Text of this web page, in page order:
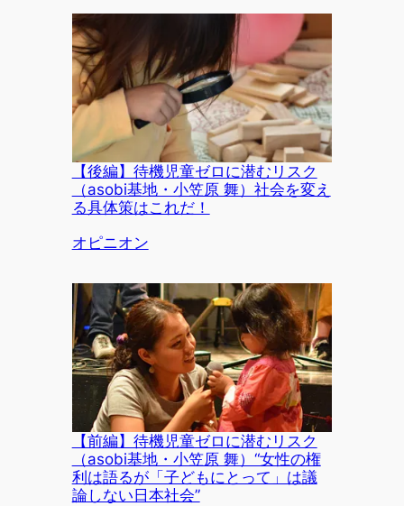
【後編】待機児童ゼロに潜むリスク
（asobi基地・小笠原 舞）社会を変え
る具体策はこれだ！
関連理由
オピニオン
【前編】待機児童ゼロに潜むリスク
（asobi基地・小笠原 舞）“女性の権
利は語るが「子どもにとって」は議
論しない日本社会”